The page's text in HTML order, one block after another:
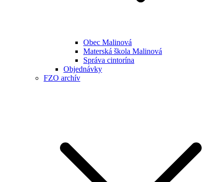
Obec Malinová
Materská škola Malinová
Správa cintorína
Objednávky
FZO archív